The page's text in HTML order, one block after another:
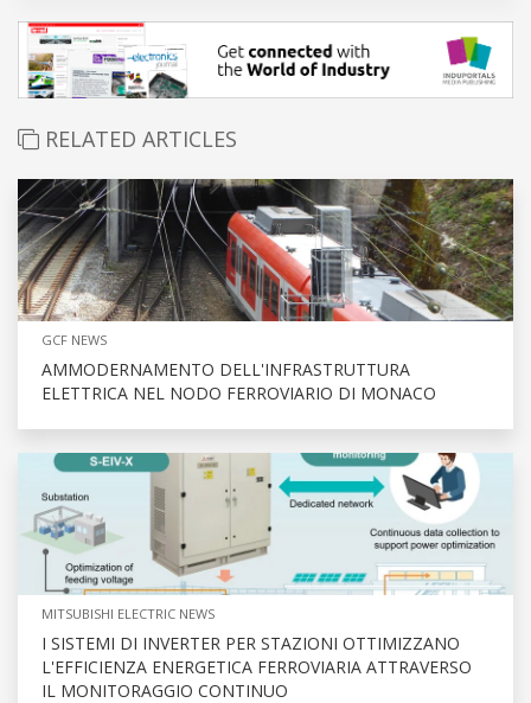
RELATED ARTICLES
GCF NEWS
AMMODERNAMENTO DELL'INFRASTRUTTURA
ELETTRICA NEL NODO FERROVIARIO DI MONACO
MITSUBISHI ELECTRIC NEWS
I SISTEMI DI INVERTER PER STAZIONI OTTIMIZZANO
L'EFFICIENZA ENERGETICA FERROVIARIA ATTRAVERSO
IL MONITORAGGIO CONTINUO